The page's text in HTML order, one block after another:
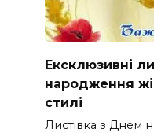
Ексклюзивні
народження
стилі
Листівка з Днем